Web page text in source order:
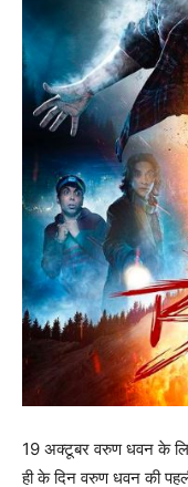
19 अक्टूबर वरुण धवन के
ही के दिन वरुण धवन की